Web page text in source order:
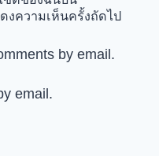
งความเห็นครั้งถัดไป
by email.
email.